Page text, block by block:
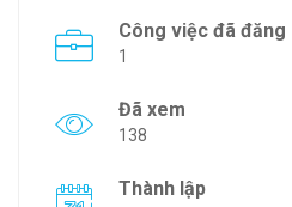
Công việc đã đăng
1
Đã xem
138
Thành lập